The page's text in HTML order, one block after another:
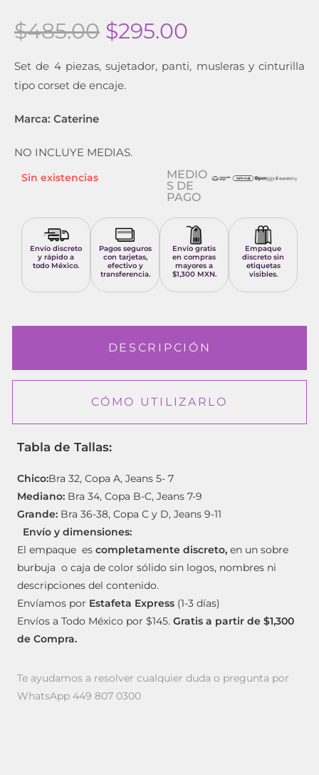
$485.00 $295.00
Set de 4 piezas, sujetador, panti, musleras y cinturilla
tipo corset de encaje.
Marca: Caterine
NO INCLUYE MEDIAS.
Sin existencias
MEDIO
S DE
PAGO
Envío discreto
y rápido a
todo México.
Pagos seguros
con tarjetas,
efectivo y
transferencia.
Envío gratis
en compras
mayores a
$1,300 MXN.
Empaque
discreto sin
etiquetas
visibles.
DESCRIPCIÓN
CÓMO UTILIZARLO
Tabla de Tallas:
Chico:Bra 32, Copa A, Jeans 5- 7
Mediano: Bra 34, Copa B-C, Jeans 7-9
Grande: Bra 36-38, Copa C y D, Jeans 9-11
Envío y dimensiones:
El empaque es completamente discreto, en un sobre
burbuja o caja de color sólido sin logos, nombres ni
descripciones del contenido.
Envíamos por Estafeta Express (1-3 días)
Envíos a Todo México por $145. Gratis a partir de $1,300
de Compra.
Te ayudamos a resolver cualquier duda o pregunta por
WhatsApp 449 807 0300